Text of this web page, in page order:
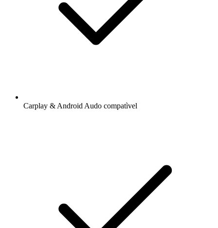
Carplay & Android Audo compatìvel